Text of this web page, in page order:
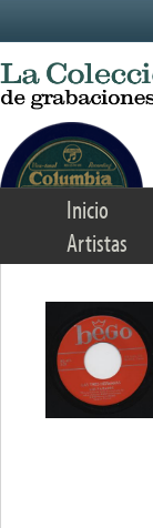
Inicio
Artistas